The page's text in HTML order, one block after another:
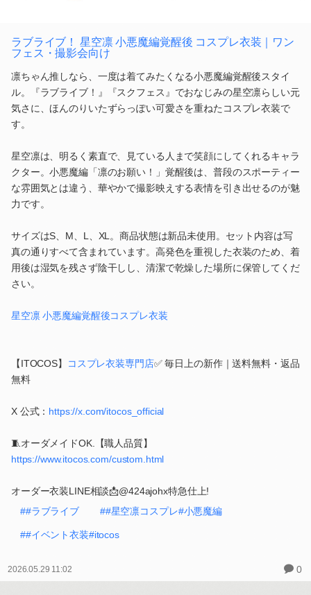
ラブライブ！ 星空凛 小悪魔編覚醒後 コスプレ衣装｜ワン
フェス・撮影会向け
凛ちゃん推しなら、一度は着てみたくなる小悪魔編覚醒後スタイ
ル。『ラブライブ！』『スクフェス』でおなじみの星空凛らしい元
気さに、ほんのりいたずらっぽい可愛さを重ねたコスプレ衣装で
す。
星空凛は、明るく素直で、見ている人まで笑顔にしてくれるキャラ
クター。小悪魔編「凛のお願い！」覚醒後は、普段のスポーティー
な雰囲気とは違う、華やかで撮影映えする表情を引き出せるのが魅
力です。
サイズはS、M、L、XL。商品状態は新品未使用。セット内容は写
真の通りすべて含まれています。高発色を重視した衣装のため、着
用後は湿気を残さず陰干しし、清潔で乾燥した場所に保管してくだ
さい。
星空凛 小悪魔編覚醒後コスプレ衣装
【ITOCOS】 コスプレ衣装専門店✅ 毎日上の新作｜送料無料・返品
無料
X 公式： https://x.com/itocos_official
🧵オーダメイドOK.【職人品質】
https://www.itocos.com/custom.html
オーダー衣装LINE相談📩@424ajohx特急仕上!
##ラブライブ
##星空凛コスプレ#小悪魔編
##イベント衣装#itocos
2026.05.29 11:02 0